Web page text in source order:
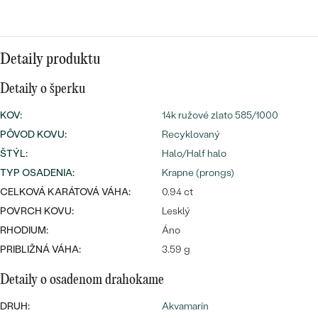
Wave kolekcia
NA MIERU
DIAMANTY
náušnice
Personalizované
prívesky
OBJAVIŤ
Najpredávanejšie
prstene
PREZRIEŤ
Detaily produktu
Detaily o šperku
KOV:
14k ružové zlato 585/1000
PÔVOD KOVU:
Recyklovaný
ŠTÝL:
Halo/Half halo
TYP OSADENIA:
Krapne (prongs)
CELKOVÁ KARÁTOVÁ VÁHA:
0.94 ct
POVRCH KOVU:
Lesklý
RHODIUM:
Áno
PRIBLIŽNÁ VÁHA:
3.59 g
Detaily o osadenom drahokame
DRUH:
Akvamarín